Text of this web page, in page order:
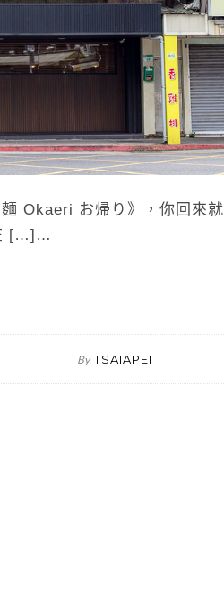
Okaeri お帰り》，你回來就
[…]…
By TSAIAPEI